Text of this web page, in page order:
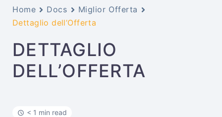
Home Docs
Miglior Offerta
Dettaglio dell’Offerta
DETTAGLIO
DELL’OFFERTA
< 1 min read